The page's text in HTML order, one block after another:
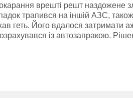
врешті решт наздожене
трапився на іншій АЗС,
геть. Його вдалося затримати
із автозапракою.